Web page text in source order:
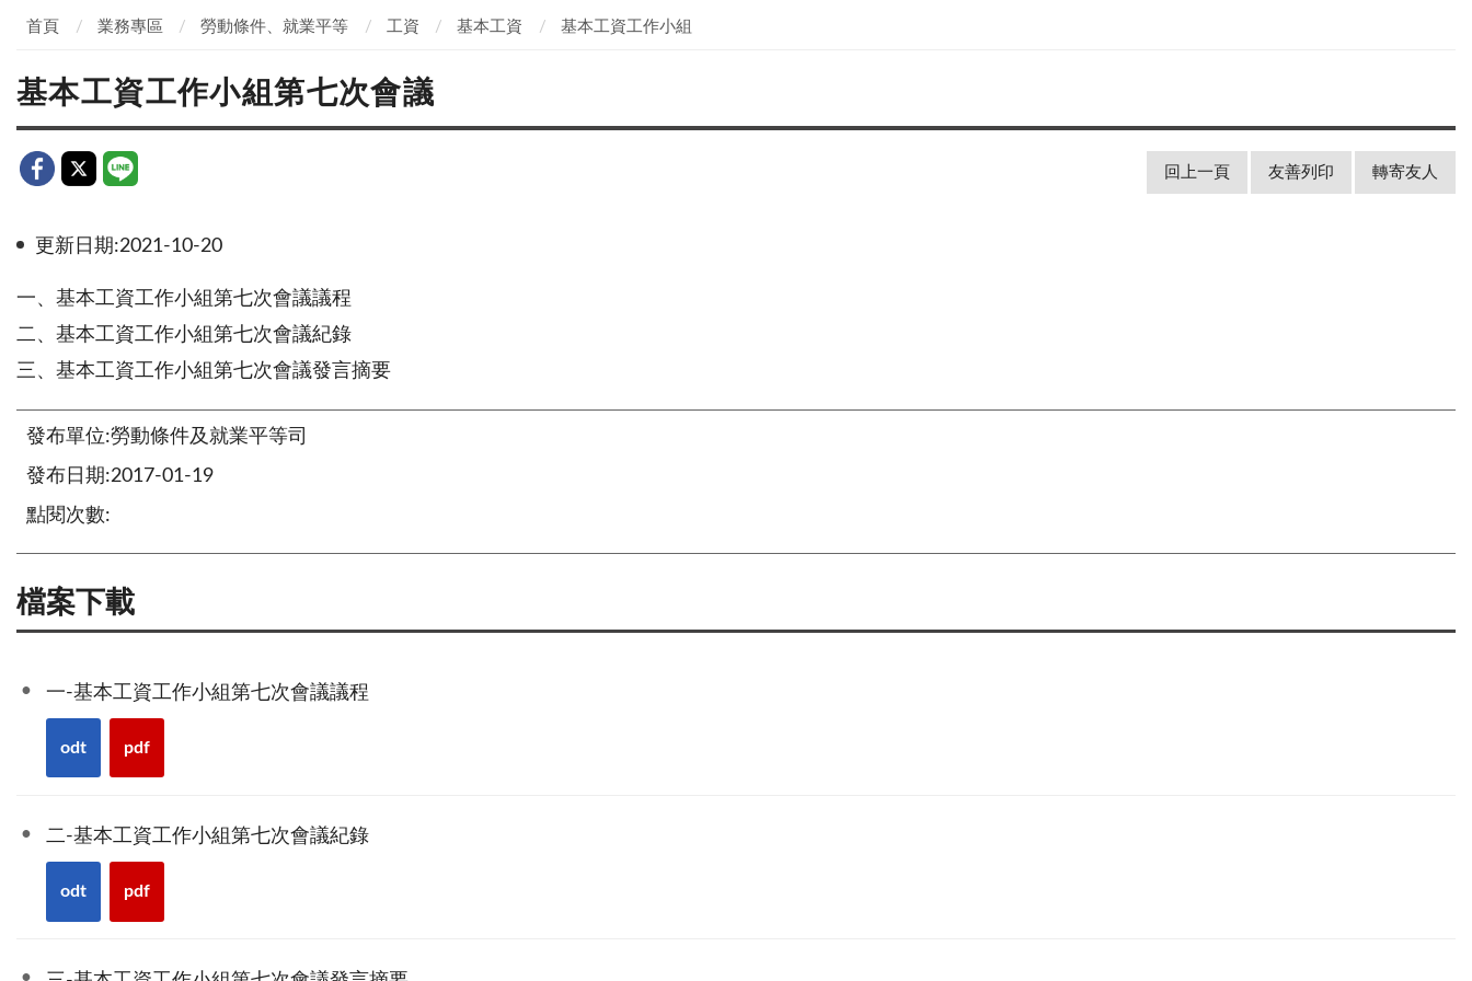
首頁 業務專區 勞動條件、就業平等 工資 基本工資 基本工資工作小組
基本工資工作小組第七次會議
回上一頁 友善列印 轉寄友人
更新日期:2021-10-20
一、基本工資工作小組第七次會議議程
二、基本工資工作小組第七次會議紀錄
三、基本工資工作小組第七次會議發言摘要
發布單位:勞動條件及就業平等司
發布日期:2017-01-19
點閱次數:
檔案下載
一-基本工資工作小組第七次會議議程
odt pdf
二-基本工資工作小組第七次會議紀錄
odt pdf